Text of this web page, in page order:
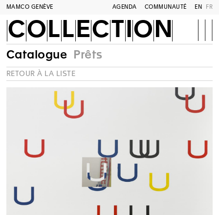
MAMCO GENÈVE AGENDA COMMUNAUTÉ EN FR
COLLECTION
Catalogue Prêts
RETOUR À LA LISTE